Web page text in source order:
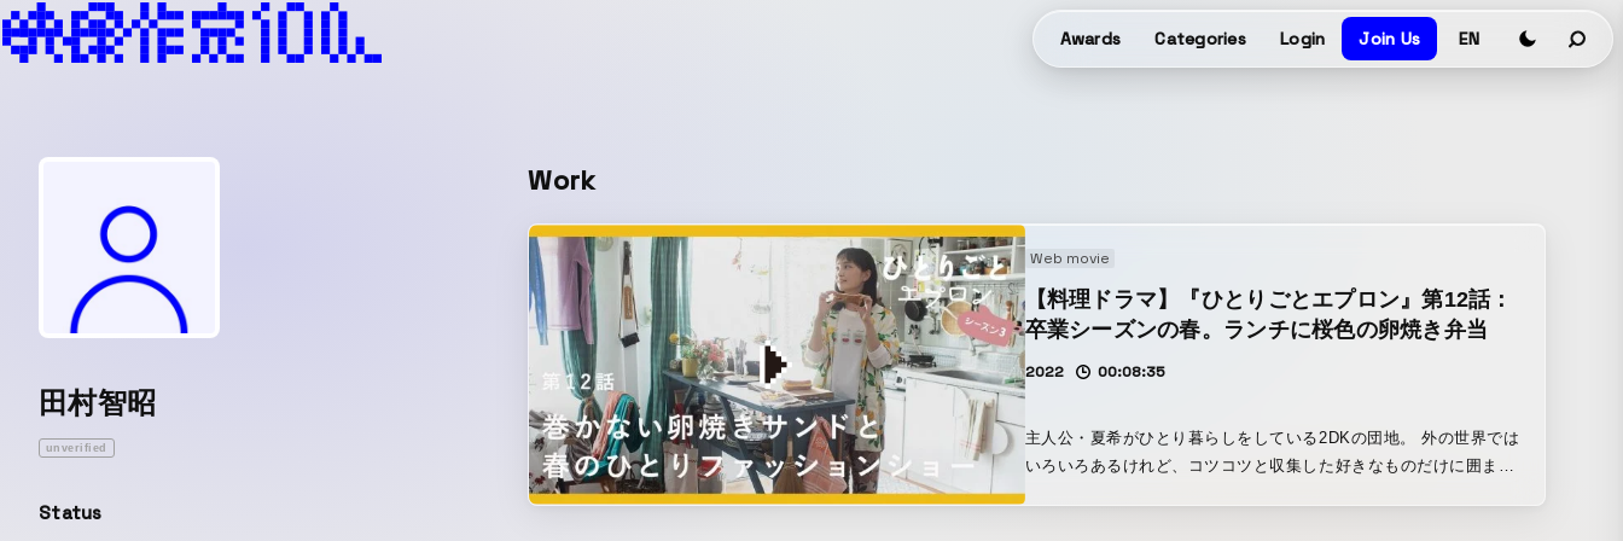
Awards Categories Login Join Us EN
田村智昭
unverified
Status
Work
Web movie
【料理ドラマ】『ひとりごとエプロン』第12話：
卒業シーズンの春。ランチに桜色の卵焼き弁当
2022 00:08:35
主人公・夏希がひとり暮らしをしている2DKの団地。 外の世界では
いろいろあるけれど、コツコツと収集した好きなものだけに囲まれ
て暮らすその家は、彼女だけの“お城“。 大人の女性たちが、「本当